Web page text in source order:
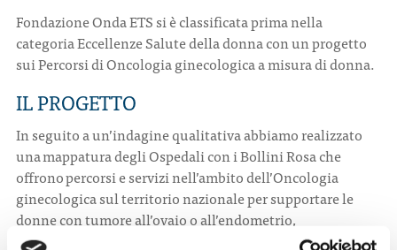
Fondazione Onda ETS si è classificata prima nella
categoria Eccellenze Salute della donna con un progetto
sui Percorsi di Oncologia ginecologica a misura di donna.
IL PROGETTO
In seguito a un’indagine qualitativa abbiamo realizzato
una mappatura degli Ospedali con i Bollini Rosa che
offrono percorsi e servizi nell’ambito dell’Oncologia
ginecologica sul territorio nazionale per supportare le
donne con tumore all’ovaio o all’endometrio,
individuando quelle strutture che si distinguono per l’alta